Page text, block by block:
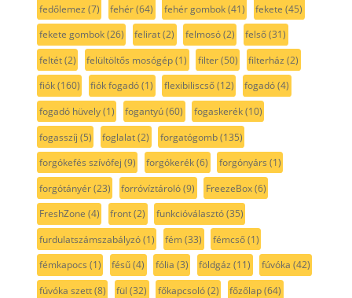
fedőlemez (7) fehér(64) fehér gombok(41) fekete (45)
fekete gombok(26) felirat(2) felmosó(2) felső(31)
feltét(2) felültöltős mosógép(1) filter(50) filterház (2)
fiók(160) fiók fogadó(1) flexibiliscső(12) fogadó(4)
fogadó hüvely(1) fogantyú(60) fogaskerék(10)
fogasszíj (5) foglalat(2) forgatógomb(135)
forgókefés szívófej (9) forgókerék(6) forgónyárs (1)
forgótányér(23) forróvíztároló(9) FreezeBox(6)
FreshZone (4) front(2) funkcióválasztó(35)
furdulatszámszabályzó(1) fém(33) fémcső(1)
fémkapocs (1) fésű(4) fólia (3) földgáz (11) fúvóka (42)
fúvóka szett(8) fül (32) főkapcsoló(2) főzőlap(64)